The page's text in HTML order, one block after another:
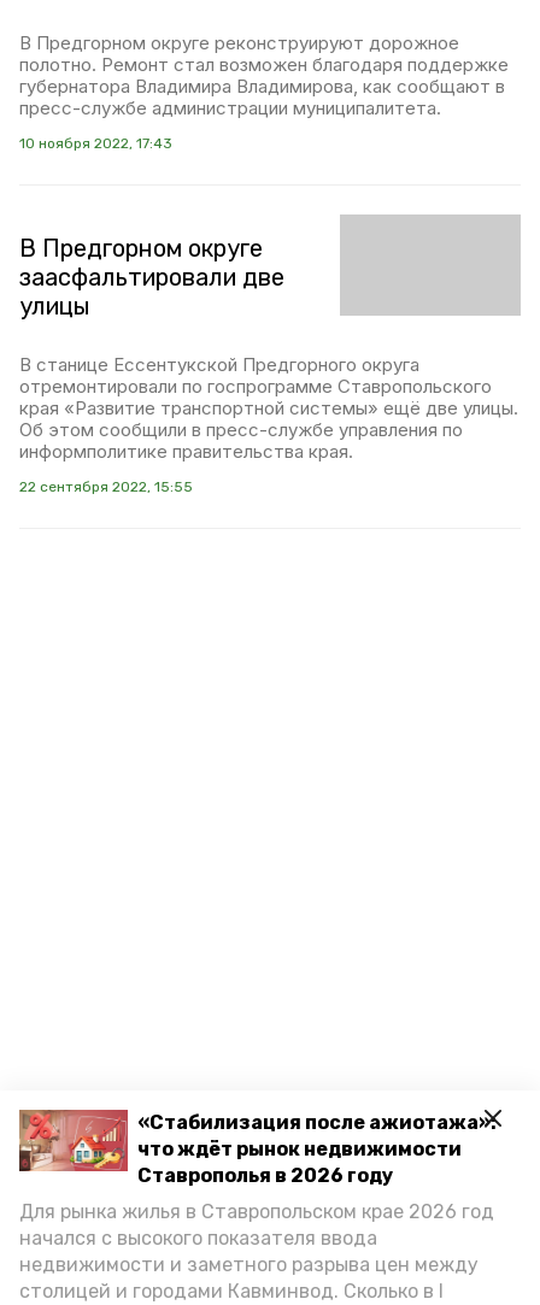
«Стабилизация после ажиотажа»:
что ждёт рынок недвижимости
Ставрополья в 2026 году
Для рынка жилья в Ставропольском крае 2026 год
начался с высокого показателя ввода
недвижимости и заметного разрыва цен между
столицей и городами Кавминвод. Сколько в I
В Предгорном округе реконструируют дорожное
полотно. Ремонт стал возможен благодаря поддержке
губернатора Владимира Владимирова, как сообщают в
пресс-службе администрации муниципалитета.
10 ноября 2022, 17:43
В Предгорном округе
заасфальтировали две
улицы
В станице Ессентукской Предгорного округа
отремонтировали по госпрограмме Ставропольского
края «Развитие транспортной системы» ещё две улицы.
Об этом сообщили в пресс-службе управления по
информполитике правительства края.
22 сентября 2022, 15:55